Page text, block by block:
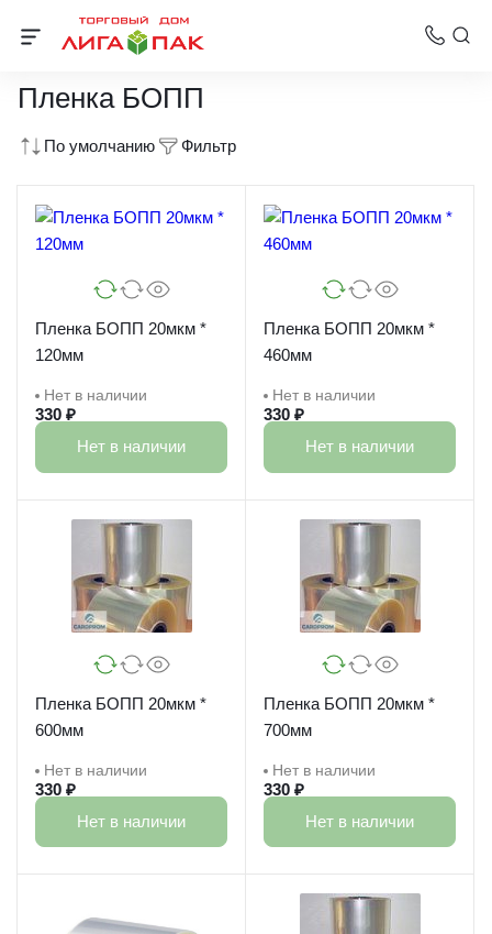
Пленки для упаковки
Пленка БОПП
По умолчанию Фильтр
Пленка БОПП 20мкм *
120мм
Нет в наличии
330 ₽
Нет в наличии
Пленка БОПП 20мкм *
460мм
Нет в наличии
330 ₽
Нет в наличии
Пленка БОПП 20мкм *
600мм
Нет в наличии
330 ₽
Нет в наличии
Пленка БОПП 20мкм *
700мм
Нет в наличии
330 ₽
Нет в наличии